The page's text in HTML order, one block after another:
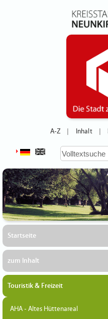
A-Z Inhalt
Startseite
zum Inhalt
Touristik & Freizeit
AHA - Altes Hüttenareal